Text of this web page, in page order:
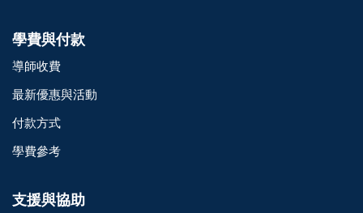
學費與付款
導師收費
最新優惠與活動
付款方式
學費參考
支援與協助